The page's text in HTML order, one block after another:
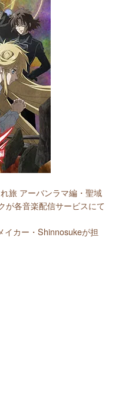
旅 アーバンラマ編・聖域
が各音楽配信サービスにて
イカー・Shinnosukeが担